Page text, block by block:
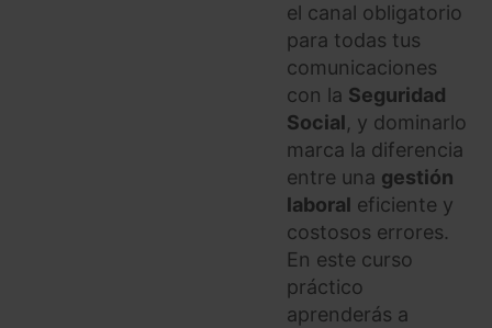
el canal obligatorio
para todas tus
comunicaciones
con la Seguridad
Social, y dominarlo
marca la diferencia
entre una gestión
laboral eficiente y
costosos errores.
En este curso
práctico
aprenderás a